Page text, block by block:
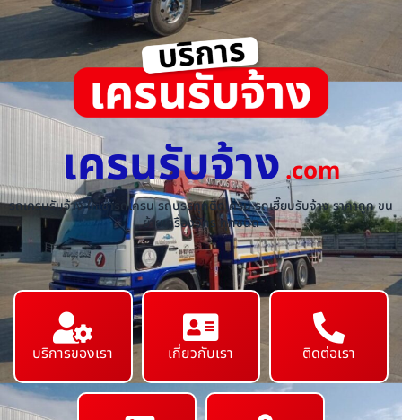
เครนรับจ้าง.com
รถเครนรับจ้าง ให้เช่ารถเครน รถบรรทุกติดเครน รถเฮี๊ยบรับจ้าง ราคาถูก ขน
ย้ายเครื่องจักร ทุกชนิด
บริการของเรา เกี่ยวกับเรา ติดต่อเรา